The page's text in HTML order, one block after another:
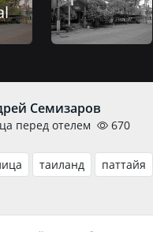
Семизаров
перед отелем 670
таиланд паттайя